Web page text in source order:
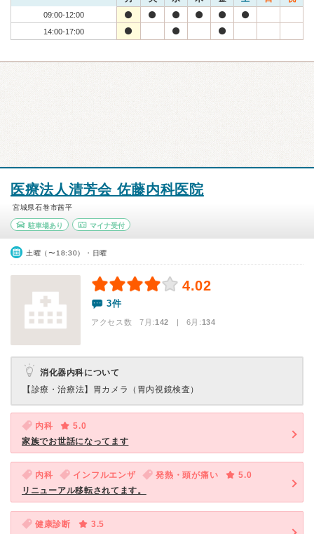
09:00-12:00
14:00-17:00
医療法人清芳会 佐藤内科医院
宮城県石巻市茜平
駐車場あり マイナ受付
土曜（〜18:30）・日曜
4.02
3件
アクセス数 7月:142 | 6月:134
消化器内科について
【診療・治療法】 胃カメラ（胃内視鏡検査）
内科
5.0
家族でお世話になってます
内科 インフルエンザ 発熱・頭が痛い
5.0
リニューアル移転されてます。
健康診断
3.5